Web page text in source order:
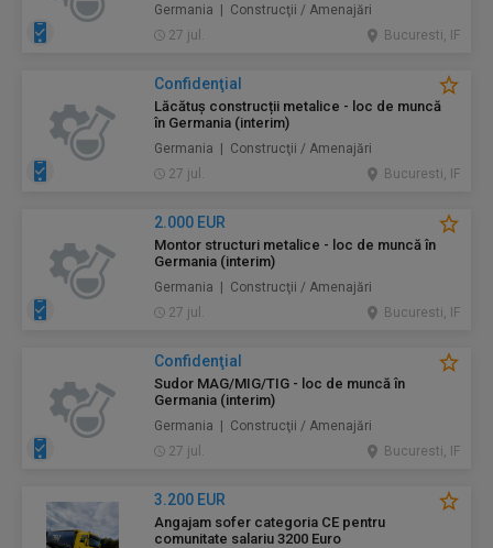
Germania | Construcţii / Amenajări
27 jul.
Bucuresti, IF
Confidenţial
Lăcătuș construcții metalice - loc de muncă
în Germania (interim)
Germania | Construcţii / Amenajări
27 jul.
Bucuresti, IF
2.000 EUR
Montor structuri metalice - loc de muncă în
Germania (interim)
Germania | Construcţii / Amenajări
27 jul.
Bucuresti, IF
Confidenţial
Sudor MAG/MIG/TIG - loc de muncă în
Germania (interim)
Germania | Construcţii / Amenajări
27 jul.
Bucuresti, IF
3.200 EUR
Angajam sofer categoria CE pentru
comunitate salariu 3200 Euro